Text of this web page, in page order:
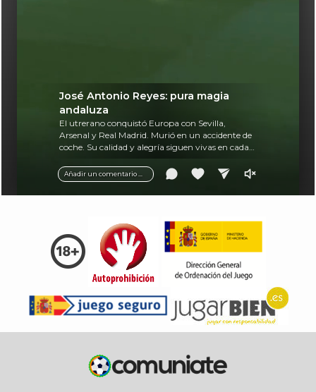
Añadir un comentario ...
José Antonio Reyes: pura magia
andaluza
El utrerano conquistó Europa con Sevilla,
Arsenal y Real Madrid. Murió en un accidente de
coche. Su calidad y alegría siguen vivas en cada